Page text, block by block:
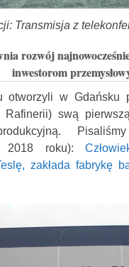
Transmisja z
rozwój
inwestorom
otworzyli w Gdańsku
Rafinerii) swą
ą.
2018 roku):
zakłada fabrykę